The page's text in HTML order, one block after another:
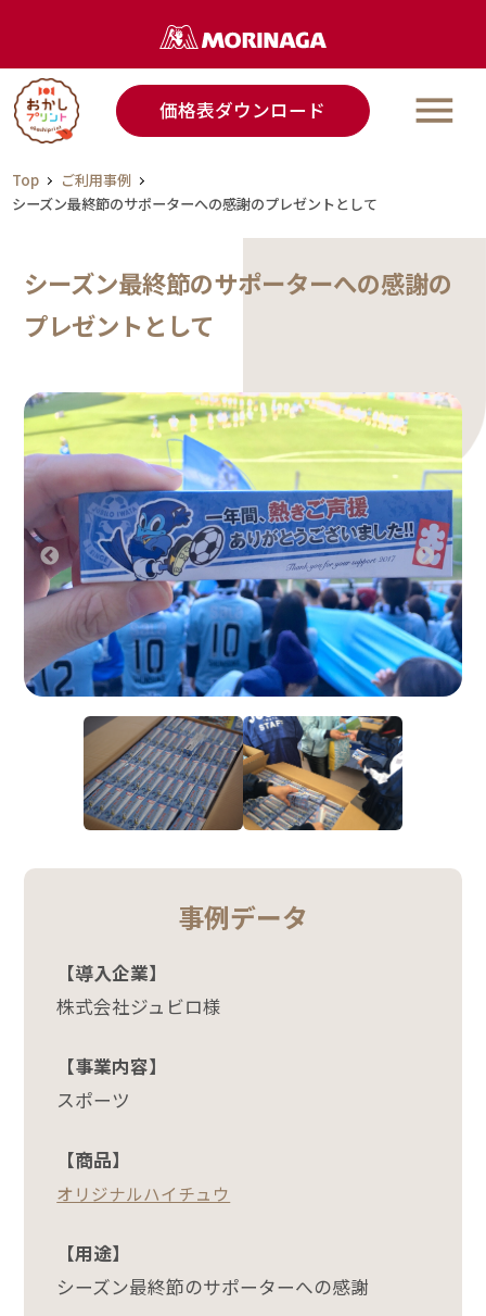
ラインアップ
ご利用の流れ
Q＆A
なごやか演出ノウハウ
ご利用事例発信
お見積り・お問い合わせ
価格表ダウンロード
価格表ダウンロード
Top
ご利用事例
シーズン最終節のサポーターへの感謝のプレゼントとして
シーズン最終節のサポーターへの感謝の
プレゼントとして
事例データ
【導入企業】
株式会社ジュビロ様
【事業内容】
スポーツ
【商品】
オリジナルハイチュウ
【用途】
シーズン最終節のサポーターへの感謝